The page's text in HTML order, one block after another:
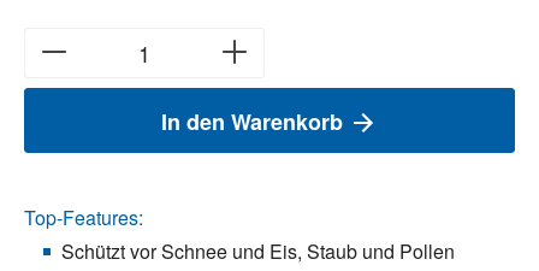
In den Warenkorb
Top-Features:
Schützt vor Schnee und Eis, Staub und Pollen